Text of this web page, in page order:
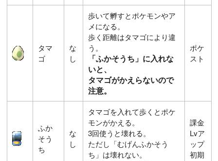
タマ
ゴ
な
し
歩いて孵すとポケモンやア
メになる。
歩く距離はタマゴにより違
う。
「ふかそうち」に入れな
いと、
タマゴがかえらないので
注意。
ポケ
スト
ふか
そう
ち
な
し
タマゴを入れて歩くとポケ
モンがかえる。
3回使うと壊れる。
ただし「むげんふかそう
ち」は壊れない。
課金
Lvア
ップ
初期